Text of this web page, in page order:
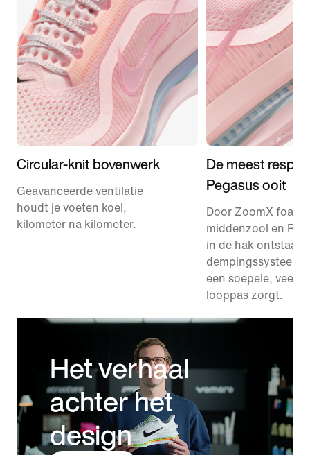
Circular-knit bovenwerk
Geavanceerde ventilatie
houdt je voeten koel,
kilometer na kilometer.
De meest
Pegasus ooit
Door ZoomX foam
middenzool en
in de hak ontstaat
dempingssysteem
een soepele,
looppas zorgt.
Het verhaal
achter het
design